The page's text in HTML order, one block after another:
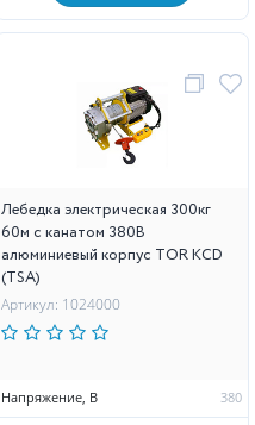
Лебедка электрическая 300кг
60м с канатом 380В
алюминиевый корпус TOR KCD
(TSA)
Артикул: 1024000
Напряжение, В 380